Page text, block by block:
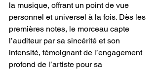
la musique, offrant un point de vue
personnel et universel à la fois. Dès les
premières notes, le morceau capte
l’auditeur par sa sincérité et son
intensité, témoignant de l’engagement
profond de l’artiste pour sa